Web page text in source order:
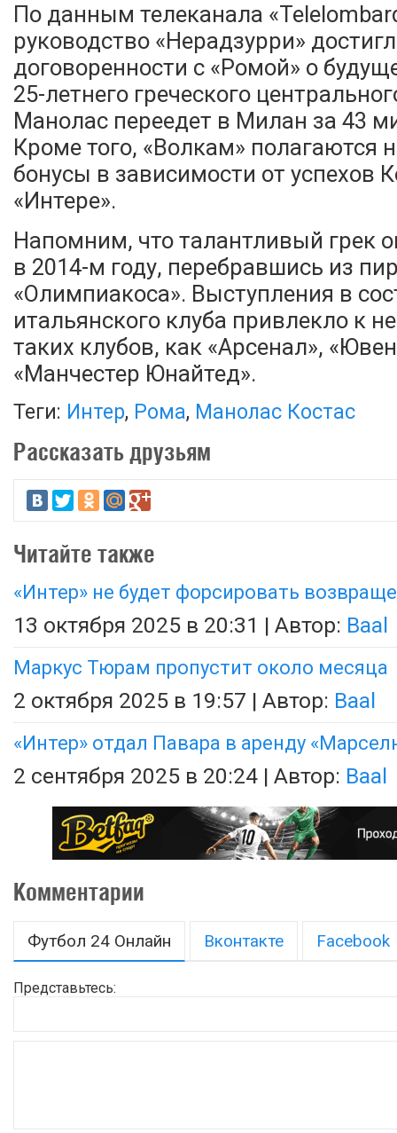
По данным телеканала
руководство «Нерадзурри»
договоренности с «Ромой» о
25-летнего греческого
Манолас переедет в Милан за 43
Кроме того, «Волкам» полагаются
бонусы в зависимости от успехов
«Интере».
Напомним, что талантливый грек
в 2014-м году, перебравшись из
«Олимпиакоса». Выступления в
итальянского клуба привлекло к
таких клубов, как «Арсенал»,
«Манчестер Юнайтед».
Теги: Интер, Рома, Манолас Костас
Рассказать друзьям
Читайте также
«Интер» не будет форсировать
13 октября 2025 в 20:31 | Автор: Baal
Маркус Тюрам пропустит около месяца
2 октября 2025 в 19:57 | Автор: Baal
«Интер» отдал Павара в аренду
2 сентября 2025 в 20:24 | Автор: Baal
Комментарии
Футбол 24 Онлайн Вконтакте Facebook
Представьтесь: